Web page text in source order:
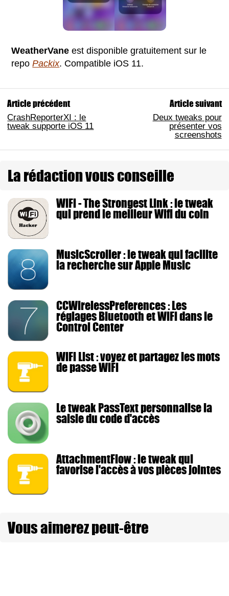
WeatherVane est disponible gratuitement sur le
repoPackix. Compatible iOS 11.
Article précédent
CrashReporterXI : le
tweak supporte iOS 11
Article suivant
Deux tweaks pour
présenter vos
screenshots
La rédaction vous conseille
WiFi - The Strongest Link : le tweak
qui prend le meilleur Wifi du coin
MusicScroller : le tweak qui facilite
la recherche sur Apple Music
CCWirelessPreferences : Les
réglages Bluetooth et WiFi dans le
Control Center
WiFi List : voyez et partagez les mots
de passe WiFi
Le tweak PassText personnalise la
saisie du code d'accès
AttachmentFlow : le tweak qui
favorise l'accès à vos pièces jointes
Vous aimerez peut-être